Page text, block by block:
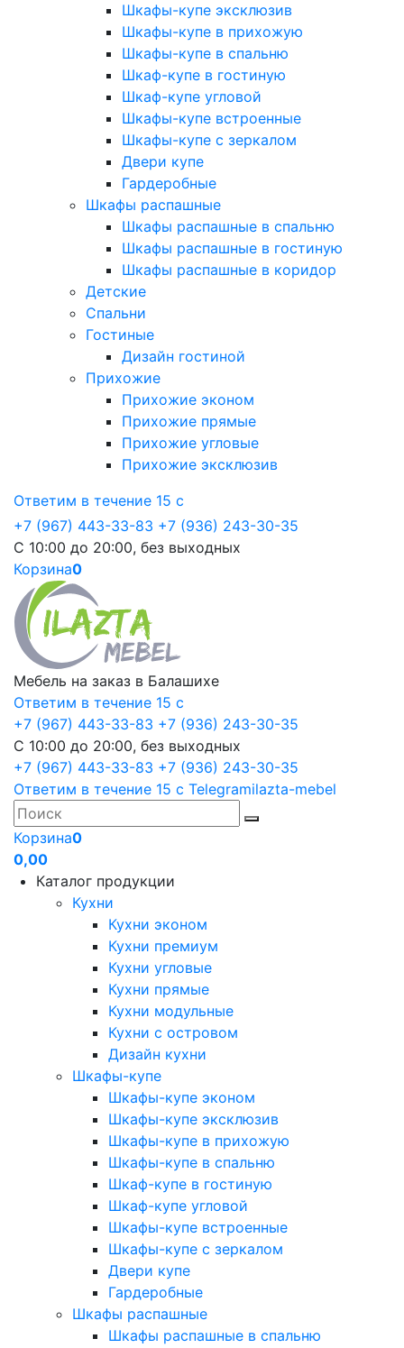
Шкафы-купе эксклюзив
Шкафы-купе в прихожую
Шкафы-купе в спальню
Шкаф-купе в гостиную
Шкаф-купе угловой
Шкафы-купе встроенные
Шкафы-купе с зеркалом
Двери купе
Гардеробные
Шкафы распашные
Шкафы распашные в спальню
Шкафы распашные в гостиную
Шкафы распашные в коридор
Детские
Спальни
Гостиные
Дизайн гостиной
Прихожие
Прихожие эконом
Прихожие прямые
Прихожие угловые
Прихожие эксклюзив
Ответим в течение 15 с
+7 (967) 443-33-83 +7 (936) 243-30-35
С 10:00 до 20:00, без выходных
Корзина0
Мебель на заказ в Балашихе
Ответим в течение 15 с
+7 (967) 443-33-83 +7 (936) 243-30-35
С 10:00 до 20:00, без выходных
+7 (967) 443-33-83 +7 (936) 243-30-35
Ответим в течение 15 с Telegramilazta-mebel
Корзина0
0,00
Каталог продукции
Кухни
Кухни эконом
Кухни премиум
Кухни угловые
Кухни прямые
Кухни модульные
Кухни с островом
Дизайн кухни
Шкафы-купе
Шкафы-купе эконом
Шкафы-купе эксклюзив
Шкафы-купе в прихожую
Шкафы-купе в спальню
Шкаф-купе в гостиную
Шкаф-купе угловой
Шкафы-купе встроенные
Шкафы-купе с зеркалом
Двери купе
Гардеробные
Шкафы распашные
Шкафы распашные в спальню